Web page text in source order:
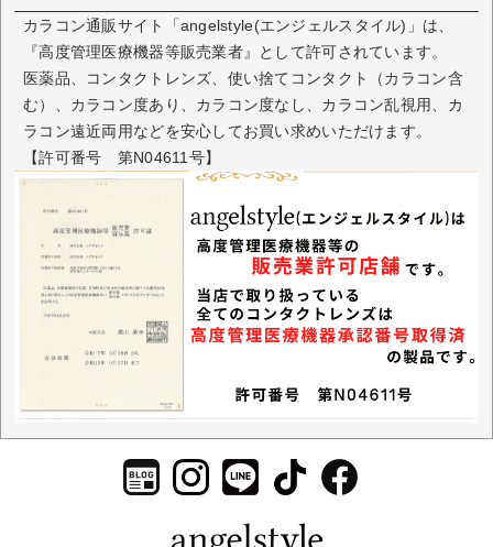
カラコン通販サイト「angelstyle(エンジェルスタイル)」は、
『高度管理医療機器等販売業者』として許可されています。
医薬品、コンタクトレンズ、使い捨てコンタクト（カラコン含
む）、カラコン度あり、カラコン度なし、カラコン乱視用、カ
ラコン遠近両用などを安心してお買い求めいただけます。
【許可番号 第N04611号】